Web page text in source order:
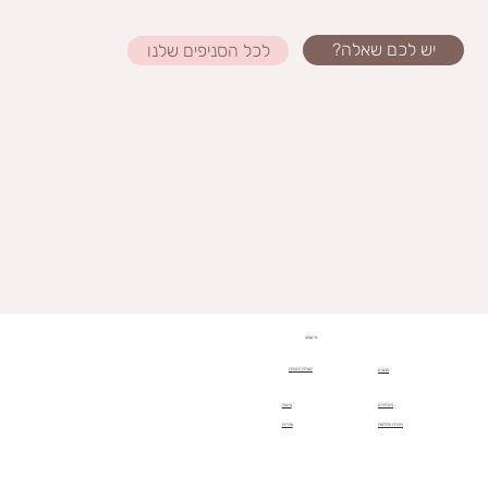
לכל הסניפים שלנו יש לכם שאלה?
מי אנחנו
החזרות והחלפות
סניפים
נגישות
אחריות
שאלות תשובות
משלוחים